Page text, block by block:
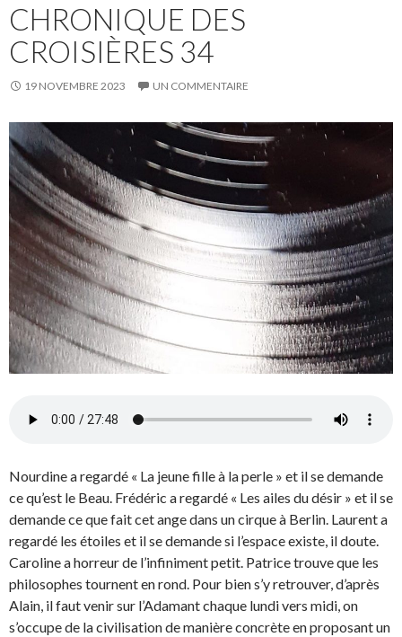
CHRONIQUE DES
CROISIÈRES 34
19 NOVEMBRE 2023 UN COMMENTAIRE
Nourdine a regardé « La jeune fille à la perle » et il se demande
ce qu’est le Beau. Frédéric a regardé « Les ailes du désir » et il se
demande ce que fait cet ange dans un cirque à Berlin. Laurent a
regardé les étoiles et il se demande si l’espace existe, il doute.
Caroline a horreur de l’infiniment petit. Patrice trouve que les
philosophes tournent en rond. Pour bien s’y retrouver, d’après
Alain, il faut venir sur l’Adamant chaque lundi vers midi, on
s’occupe de la civilisation de manière concrète en proposant un